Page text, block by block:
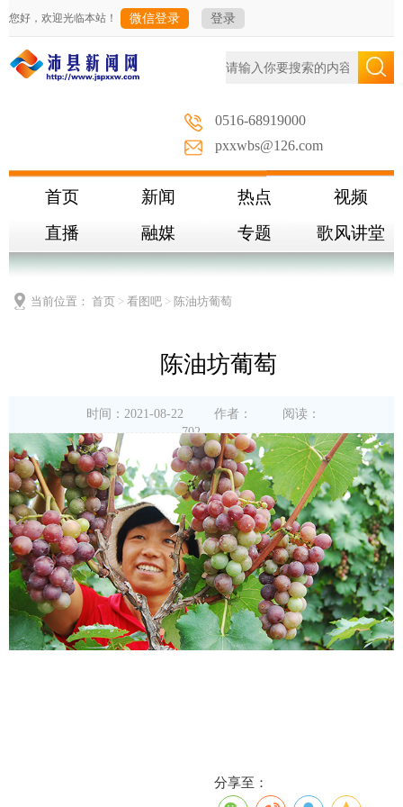
您好，欢迎光临本站！ 微信登录 登录
0516-68919000
pxxwbs@126.com
首页 新闻 热点
视频
直播
融媒 专题 歌风讲堂
当前位置： 首页 > 看图吧 > 陈油坊葡萄
陈油坊葡萄
时间：2021-08-22 作者：
阅读：
702
分享至：